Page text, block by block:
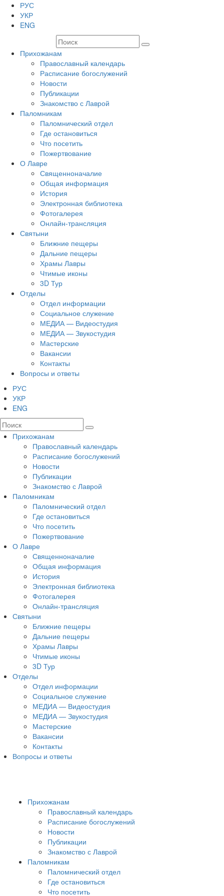
РУС
УКР
ENG
Прихожанам
Православный календарь
Расписание богослужений
Новости
Публикации
Знакомство с Лаврой
Паломникам
Паломнический отдел
Где остановиться
Что посетить
Пожертвование
О Лавре
Священноначалие
Общая информация
История
Электронная библиотека
Фотогалерея
Онлайн-трансляция
Святыни
Ближние пещеры
Дальние пещеры
Храмы Лавры
Чтимые иконы
3D Тур
Отделы
Отдел информации
Социальное служение
МЕДИА — Видеостудия
МЕДИА — Звукостудия
Мастерские
Вакансии
Контакты
Вопросы и ответы
РУС
УКР
ENG
Прихожанам
Православный календарь
Расписание богослужений
Новости
Публикации
Знакомство с Лаврой
Паломникам
Паломнический отдел
Где остановиться
Что посетить
Пожертвование
О Лавре
Священноначалие
Общая информация
История
Электронная библиотека
Фотогалерея
Онлайн-трансляция
Святыни
Ближние пещеры
Дальние пещеры
Храмы Лавры
Чтимые иконы
3D Тур
Отделы
Отдел информации
Социальное служение
МЕДИА — Видеостудия
МЕДИА — Звукостудия
Мастерские
Вакансии
Контакты
Вопросы и ответы
Прихожанам
Православный календарь
Расписание богослужений
Новости
Публикации
Знакомство с Лаврой
Паломникам
Паломнический отдел
Где остановиться
Что посетить